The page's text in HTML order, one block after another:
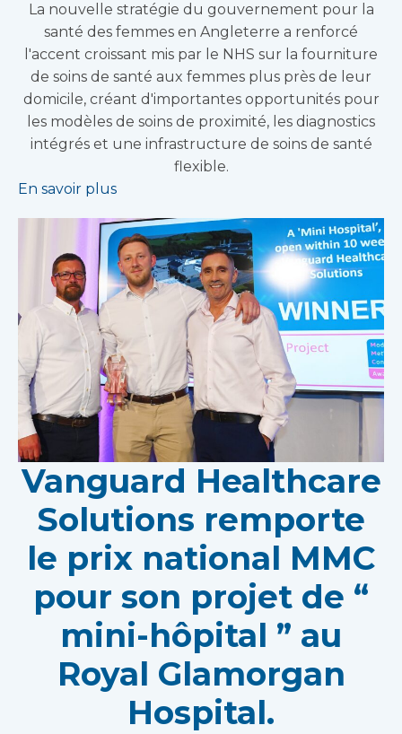
La nouvelle stratégie du gouvernement pour la
santé des femmes en Angleterre a renforcé
l'accent croissant mis par le NHS sur la fourniture
de soins de santé aux femmes plus près de leur
domicile, créant d'importantes opportunités pour
les modèles de soins de proximité, les diagnostics
intégrés et une infrastructure de soins de santé
flexible.
En savoir plus
Vanguard Healthcare
Solutions remporte
le prix national MMC
pour son projet de “
mini-hôpital ” au
Royal Glamorgan
Hospital.